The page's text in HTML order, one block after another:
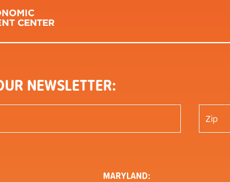
NEWSLETTER:
MARYLAND: